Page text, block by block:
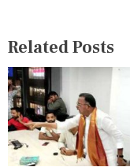
g
a
t
i
o
Related Posts